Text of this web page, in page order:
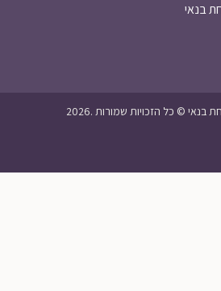
בנאי
בנאי © כל הזכויות שמורות